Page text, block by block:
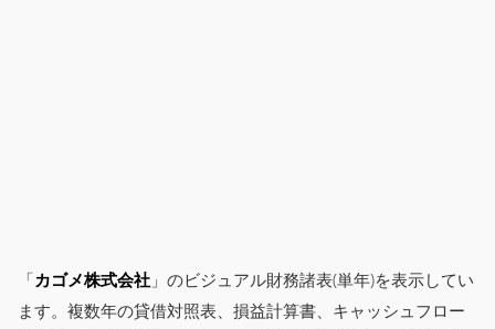
「カゴメ株式会社 」のビジュアル財務諸表(単年)を表示してい
ます。複数年の貸借対照表、損益計算書、キャッシュフロー